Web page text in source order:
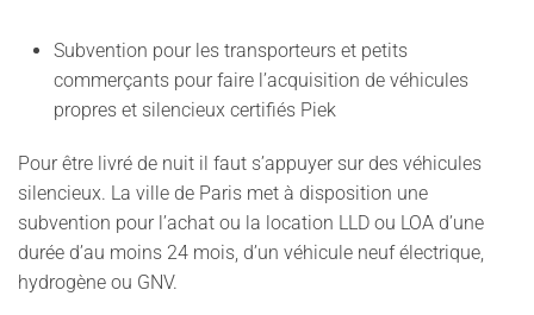
Subvention pour les transporteurs et petits
commerçants pour faire l’acquisition de véhicules
propres et silencieux certifiés Piek
Pour être livré de nuit il faut s’appuyer sur des véhicules
silencieux. La ville de Paris met à disposition une
subvention pour l’achat ou la location LLD ou LOA d’une
durée d’au moins 24 mois, d’un véhicule neuf électrique,
hydrogène ou GNV.